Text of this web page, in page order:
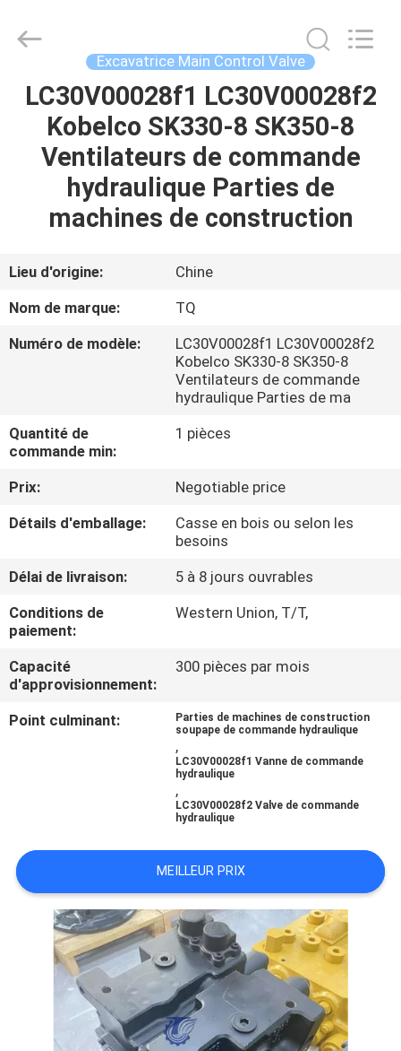
APERÇU
PRODUITS
VIDÉOS
VR
SHOW
A
NOUS
D'USINE
CONTRÔLE
DE
QUALITÉ
TOUS
LES
DEMANDE
DE
SOUMISSION
Machinery
Reserved.
Excavatrice Main Control Valve
LC30V00028f1 LC30V00028f2
Kobelco SK330-8 SK350-8
Ventilateurs de commande
hydraulique Parties de
machines de construction
Lieu d'origine:
Chine
Nom de marque:
TQ
Numéro de modèle:
LC30V00028f1 LC30V00028f2
Kobelco SK330-8 SK350-8
Ventilateurs de commande
hydraulique Parties de ma
Quantité de
commande min:
1 pièces
Prix:
Negotiable price
Détails d'emballage:
Casse en bois ou selon les
besoins
Délai de livraison:
5 à 8 jours ouvrables
Conditions de
paiement:
Western Union, T/T,
Capacité
d'approvisionnement:
300 pièces par mois
Point culminant:
Parties de machines de construction
soupape de commande hydraulique
,
LC30V00028f1 Vanne de commande
hydraulique
,
LC30V00028f2 Valve de commande
hydraulique
MEILLEUR PRIX